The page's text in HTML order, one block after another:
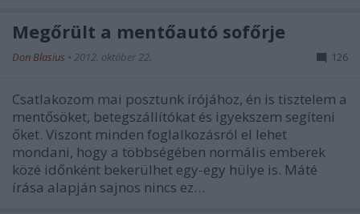
Megőrült a mentőautó sofőrje
Don Blasius • 2012. október 22. 126
Csatlakozom mai posztunk írójához, én is tisztelem a
mentősöket, betegszállítókat és igyekszem segíteni
őket. Viszont minden foglalkozásról el lehet
mondani, hogy a többségében normális emberek
közé időnként bekerülhet egy-egy hülye is. Máté
írása alapján sajnos nincs ez…